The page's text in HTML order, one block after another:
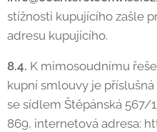
stížnosti kupujícího zašle
adresu kupujícího.
8.4. K mimosoudnímu
kupní smlouvy je
se sídlem Štěpánská 567/
869, internetová adresa: